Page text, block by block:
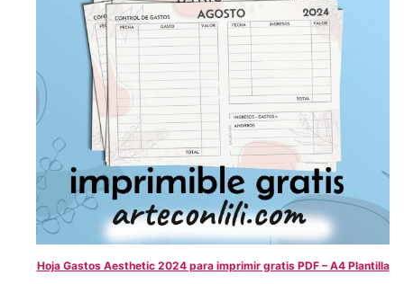
Hoja Gastos Aesthetic 2024 para imprimir gratis PDF – A4 Plantilla